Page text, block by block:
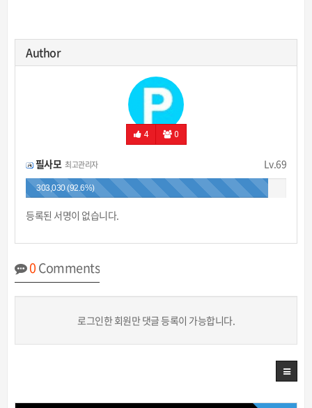
Author
4 0
Lv.69
필사모 최고관리자
303,030 (92.6%)
등록된 서명이 없습니다.
0Comments
로그인한 회원만 댓글 등록이 가능합니다.